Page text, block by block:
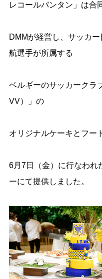
レコールバンタン」は合
DMMが経営し、サッカ
航選手が所属する
ベルギーのサッカークラ
VV）」の
オリジナルケーキとフー
6月7日（金）に行なわれ
ーにて提供しました。